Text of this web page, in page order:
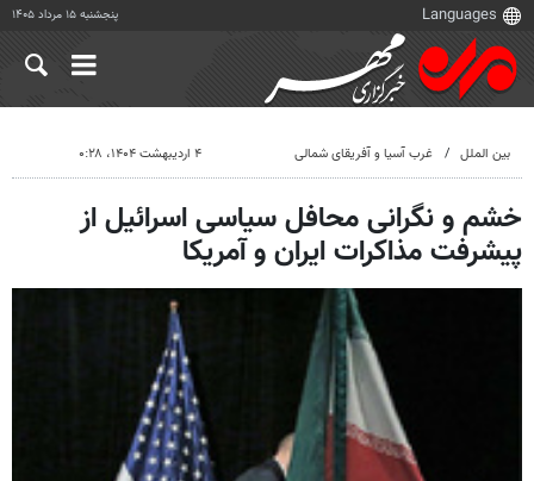
پنجشنبه ۱۵ مرداد ۱۴۰۵
بین الملل غرب آسیا و آفریقای شمالی ۴ اردیبهشت ۱۴۰۴، ۰:۲۸
خشم و نگرانی محافل سیاسی اسرائیل از
پیشرفت مذاکرات ایران و آمریکا